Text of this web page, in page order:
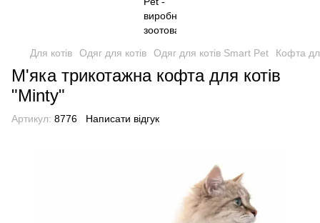
Для котів Одяг для котів Одяг для котів Smart Pet Кофта
М'яка трикотажна кофта для котів
"Minty"
Артикул: 8776 Написати відгук